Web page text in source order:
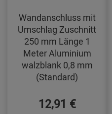
Wandanschluss mit
Umschlag Zuschnitt
250 mm Länge 1
Meter Aluminium
walzblank 0,8 mm
(Standard)
12,91 €